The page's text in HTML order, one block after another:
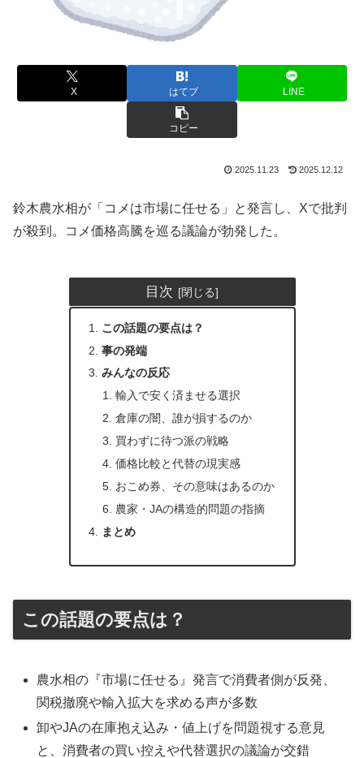
X はてブ LINE
コピー
2025.11.23 2025.12.12
鈴木農水相が「コメは市場に任せる」と発言し、Xで批判
が殺到。コメ価格高騰を巡る議論が勃発した。
目次
この話題の要点は？
事の発端
みんなの反応
輸入で安く済ませる選択
倉庫の闇、誰が損するのか
買わずに待つ派の戦略
価格比較と代替の現実感
おこめ券、その意味はあるのか
農家・JAの構造的問題の指摘
まとめ
この話題の要点は？
農水相の『市場に任せる』発言で消費者側が反発、
関税撤廃や輸入拡大を求める声が多数
卸やJAの在庫抱え込み・値上げを問題視する意見
と、消費者の買い控えや代替選択の議論が交錯